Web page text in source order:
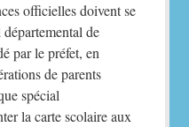
officielles doivent se
de
par le préfet, en
de parents
spécial
la carte scolaire aux